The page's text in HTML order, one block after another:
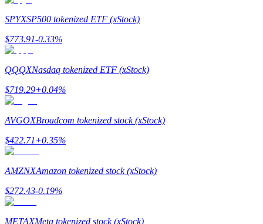
Stratégies de trading
Apprenez à rester rentable
SPYXSP500 tokenized ETF (xStock)
$773.91-0.33%
QQQXNasdaq tokenized ETF (xStock)
$719.29+0.04%
AVGOXBroadcom tokenized stock (xStock)
$422.71+0.35%
AMZNXAmazon tokenized stock (xStock)
$272.43-0.19%
METAXMeta tokenized stock (xStock)